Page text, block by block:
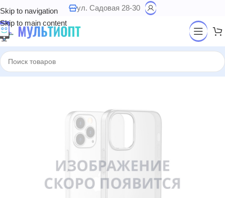
Skip to navigation
Skip to main content
ул. Садовая 28-30